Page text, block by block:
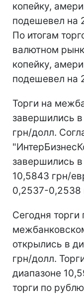
копейку,
подешевел на
По итогам
валютном
копейку,
подешевел на
Торги на
завершились
грн/долл.
завершились
10,5843 грн/
0,2537-0,2538
Сегодня торги
открылись в
грн/долл.
диапазоне
торги по